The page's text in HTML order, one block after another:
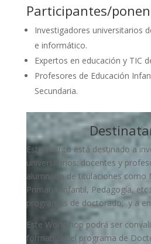
Participantes/
Investigadores universitarios
e informático.
Expertos en educación y TIC
Profesores de Educación
Secundaria.
Este evento está destinado a
universitarios; docentes y
alumnado de titulaciones como
Primaria/Infantil, Pedagogía,
programas de doctorado; y a
Este Workshop podrá ser
formativa del programa de